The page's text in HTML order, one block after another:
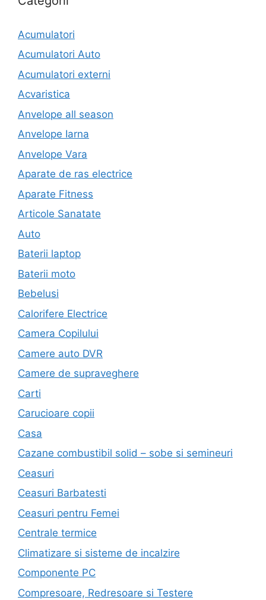
Acumulatori
Acumulatori Auto
Acumulatori externi
Acvaristica
Anvelope all season
Anvelope Iarna
Anvelope Vara
Aparate de ras electrice
Aparate Fitness
Articole Sanatate
Auto
Baterii laptop
Baterii moto
Bebelusi
Calorifere Electrice
Camera Copilului
Camere auto DVR
Camere de supraveghere
Carti
Carucioare copii
Casa
Cazane combustibil solid – sobe si semineuri
Ceasuri
Ceasuri Barbatesti
Ceasuri pentru Femei
Centrale termice
Climatizare si sisteme de incalzire
Componente PC
Compresoare, Redresoare si Testere